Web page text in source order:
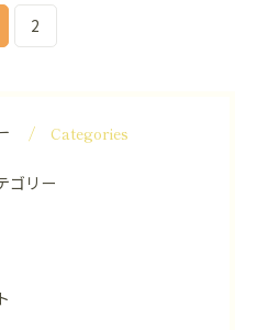
2
Categories
ゴリー